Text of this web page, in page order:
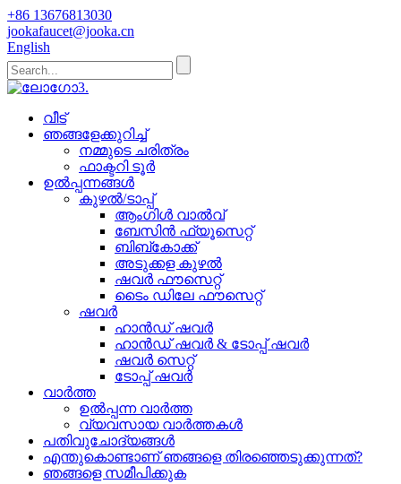
+86 13676813030
jookafaucet@jooka.cn
English
വീട്
ഞങ്ങളേക്കുറിച്ച്
നമ്മുടെ ചരിത്രം
ഫാക്ടറി ടൂർ
ഉൽപ്പന്നങ്ങൾ
കുഴൽ/ടാപ്പ്
ആംഗിൾ വാൽവ്
ബേസിൻ ഫ്യൂസെറ്റ്
ബിബ്‌കോക്ക്
അടുക്കള കുഴൽ
ഷവർ ഫൗസെറ്റ്
ടൈം ഡിലേ ഫൗസെറ്റ്
ഷവർ
ഹാൻഡ് ഷവർ
ഹാൻഡ് ഷവർ & ടോപ്പ് ഷവർ
ഷവർ സെറ്റ്
ടോപ്പ് ഷവർ
വാർത്ത
ഉൽപ്പന്ന വാർത്ത
വ്യവസായ വാർത്തകൾ
പതിവുചോദ്യങ്ങൾ
എന്തുകൊണ്ടാണ് ഞങ്ങളെ തിരഞ്ഞെടുക്കുന്നത്?
ഞങ്ങളെ സമീപിക്കുക